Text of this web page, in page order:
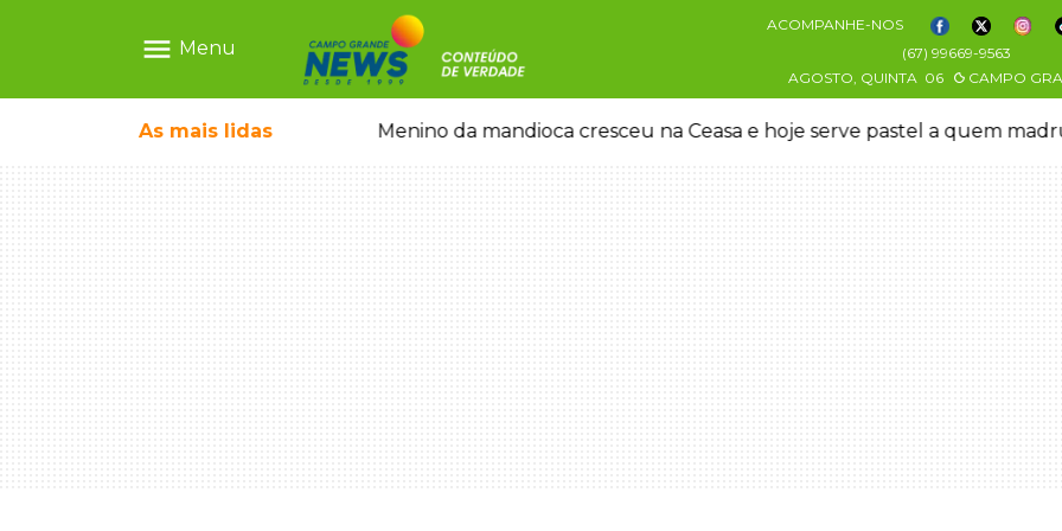
menu Menu
ACOMPANHE-NOS
(67) 99669-9563
AGOSTO, QUINTA 06 CAMPO
As mais lidas
show gratuito na Feira Central Menino da mandioca cresceu na Ceasa e hoje serve pastel a quem